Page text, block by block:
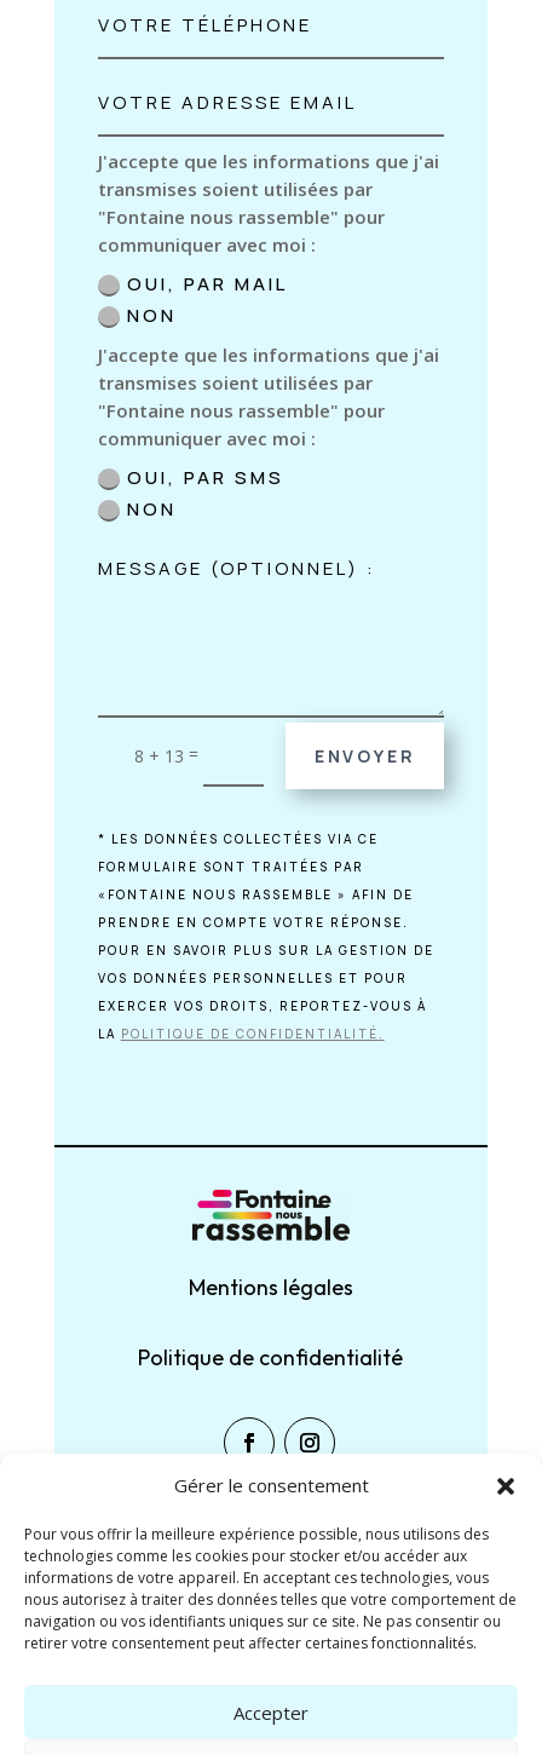
Gérer le consentement
Pour vous offrir la meilleure expérience possible, nous utilisons des
technologies comme les cookies pour stocker et/ou accéder aux
informations de votre appareil. En acceptant ces technologies, vous
nous autorisez à traiter des données telles que votre comportement de
navigation ou vos identifiants uniques sur ce site. Ne pas consentir ou
retirer votre consentement peut affecter certaines fonctionnalités.
Accepter
J'accepte que les informations que j'ai
transmises soient utilisées par
"Fontaine nous rassemble" pour
communiquer avec moi :
OUI, PAR MAIL
NON
J'accepte que les informations que j'ai
transmises soient utilisées par
"Fontaine nous rassemble" pour
communiquer avec moi :
OUI, PAR SMS
NON
8 + 13 = ENVOYER
* LES DONNÉES COLLECTÉES VIA CE
FORMULAIRE SONT TRAITÉES PAR
«FONTAINE NOUS RASSEMBLE » AFIN DE
PRENDRE EN COMPTE VOTRE RÉPONSE.
POUR EN SAVOIR PLUS SUR LA GESTION DE
VOS DONNÉES PERSONNELLES ET POUR
EXERCER VOS DROITS, REPORTEZ-VOUS À
LA POLITIQUE DE CONFIDENTIALITÉ.
Mentions légales
Politique de confidentialité
Partager :
Facebook X